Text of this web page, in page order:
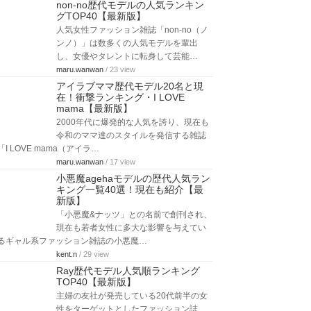
non-no歴代モデルの人気ランキン
グTOP40【最新版】
人気女性ファッション雑誌「non-no（ノ
ンノ）」は数多くの人気モデルを輩出
し、女優やタレントに転身して芸能…
maru.wanwan / 23 view
アイラブママ歴代モデル20名と現
在！衝撃ランキング・I LOVE
mama【最新版】
2000年代に爆発的な人気を誇り、現在も
令和のママ達のスタイルを発信する雑誌
I LOVE mama（アイラ…
maru.wanwan / 17 view
小悪魔agehaモデルの歴代人気ラン
キング一覧40選！現在も紹介【最
新版】
「小悪魔&ナッツ」との名前で創刊され、
現在も若者女性に多大な影響を与えてい
ギャル系ファッション雑誌の小悪魔…
kent.n / 29 view
Ray歴代モデル人気順ランキング
TOP40【最新版】
主婦の友社が発売している20代前半の女
性をターゲットとしたファッション誌